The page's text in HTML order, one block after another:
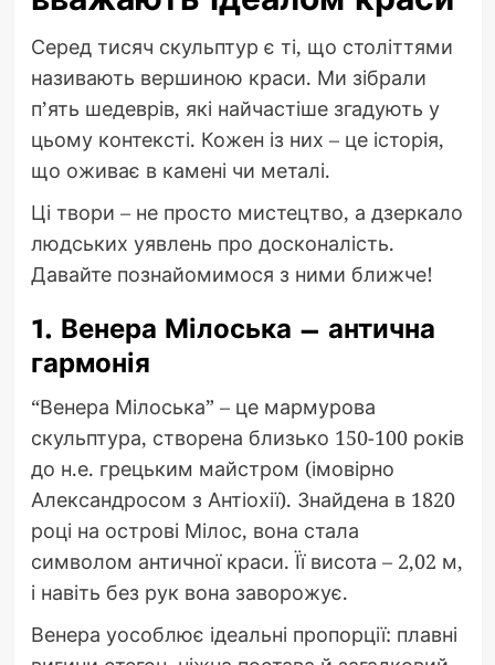
Серед тисяч скульптур є ті, що століттями
називають вершиною краси. Ми зібрали
п’ять шедеврів, які найчастіше згадують у
цьому контексті. Кожен із них – це історія,
що оживає в камені чи металі.
Ці твори – не просто мистецтво, а дзеркало
людських уявлень про досконалість.
Давайте познайомимося з ними ближче!
1. Венера Мілоська – антична
гармонія
“Венера Мілоська” – це мармурова
скульптура, створена близько 150-100 років
до н.е. грецьким майстром (імовірно
Александросом з Антіохії). Знайдена в 1820
році на острові Мілос, вона стала
символом античної краси. Її висота – 2,02 м,
і навіть без рук вона заворожує.
Венера уособлює ідеальні пропорції: плавні